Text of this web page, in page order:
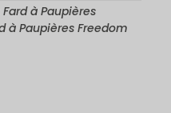
Fard à Paupières
à Paupières Freedom